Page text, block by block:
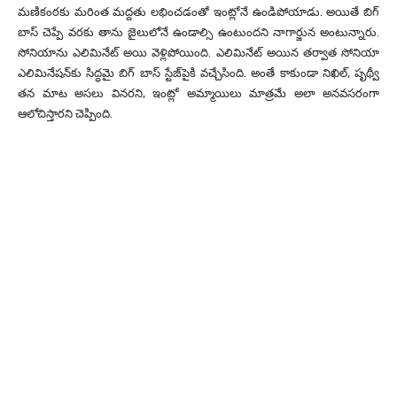
మణికంఠకు మరింత మద్దతు లభించడంతో ఇంట్లోనే ఉండిపోయాడు. అయితే బిగ్
బాస్ చెప్పే వరకు తాను జైలులోనే ఉండాల్సి ఉంటుందని నాగార్జున అంటున్నారు.
సోనియాను ఎలిమినేట్ అయి వెళ్లిపోయింది. ఎలిమినేట్ అయిన తర్వాత సోనియా
ఎలిమినేషన్‌కు సిద్ధమై బిగ్ బాస్ స్టేజ్‌పైకి వచ్చేసింది. అంతే కాకుండా నిఖిల్, పృథ్వీ
తన మాట అసలు వినరని, ఇంట్లో అమ్మాయిలు మాత్రమే అలా అనవసరంగా
ఆలోచిస్తారని చెప్పింది.